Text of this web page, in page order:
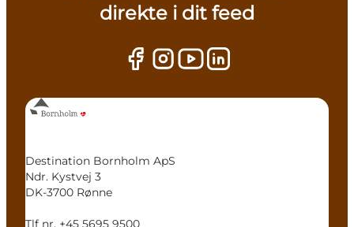
direkte i dit feed
Destination Bornholm ApS
Ndr. Kystvej 3
DK-3700 Rønne
Tlf nr. +45 5695 9500